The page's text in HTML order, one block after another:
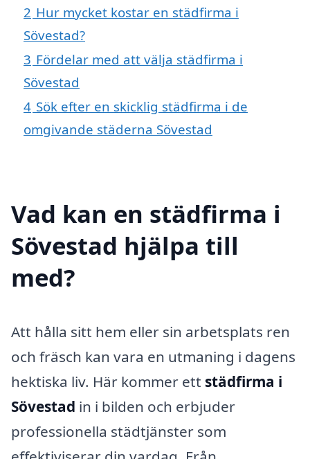
2 Hur mycket kostar en städfirma i
Sövestad?
3 Fördelar med att välja städfirma i
Sövestad
4 Sök efter en skicklig städfirma i de
omgivande städerna Sövestad
Vad kan en städfirma i
Sövestad hjälpa till
med?
Att hålla sitt hem eller sin arbetsplats ren
och fräsch kan vara en utmaning i dagens
hektiska liv. Här kommer ett städfirma i
Sövestad in i bilden och erbjuder
professionella städtjänster som